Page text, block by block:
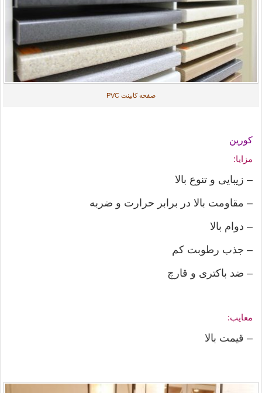
صفحه کابینت PVC
کورین
مزایا:
– زیبایی و تنوع بالا
– مقاومت بالا در برابر حرارت و ضربه
– دوام بالا
– جذب رطوبت کم
– ضد باکتری و قارچ
معایب:
– قیمت بالا